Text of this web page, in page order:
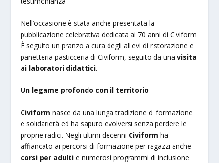
Nell’occasione è stata anche presentata la
pubblicazione celebrativa dedicata ai 70 anni di Civiform.
È seguito un pranzo a cura degli allievi di ristorazione e
panetteria pasticceria di Civiform, seguito da unavisita
ai laboratori didattici.
Un legame profondo con il territorio
Civiform nasce da una lunga tradizione di formazione
e solidarietà ed ha saputo evolversi senza perdere le
proprie radici. Negli ultimi decenni Civiform ha
affiancato ai percorsi di formazione per ragazzi anche
corsi per adultie numerosi programmi di inclusione